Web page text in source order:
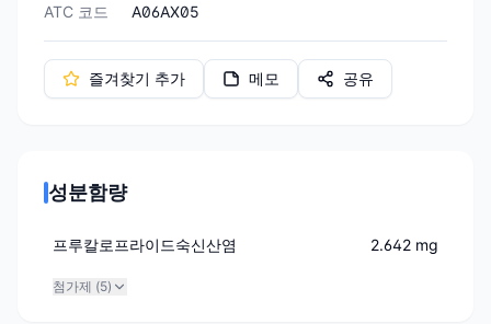
ATC 코드
A06AX05
즐겨찾기 추가 메모 공유
성분함량
프루칼로프라이드숙신산염 2.642 mg
첨가제 (5)